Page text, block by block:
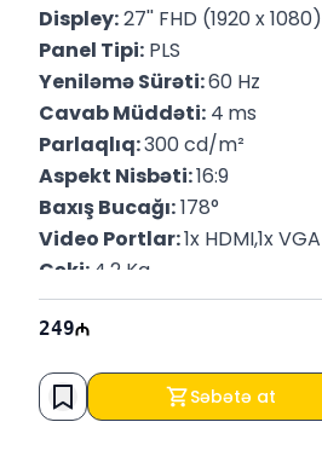
Displey: 27'' FHD (1920 x 1080)
Panel Tipi: PLS
Yeniləmə Sürəti: 60 Hz
Cavab Müddəti: 4 ms
Parlaqlıq: 300 cd/m²
Aspekt Nisbəti: 16:9
Baxış Bucağı: 178°
Video Portlar: 1x HDMI,1x VGA
Çəki: 4.2 Kq
P/N: UM.HE1EE.001
Zəmanət:
249
Səbətə at